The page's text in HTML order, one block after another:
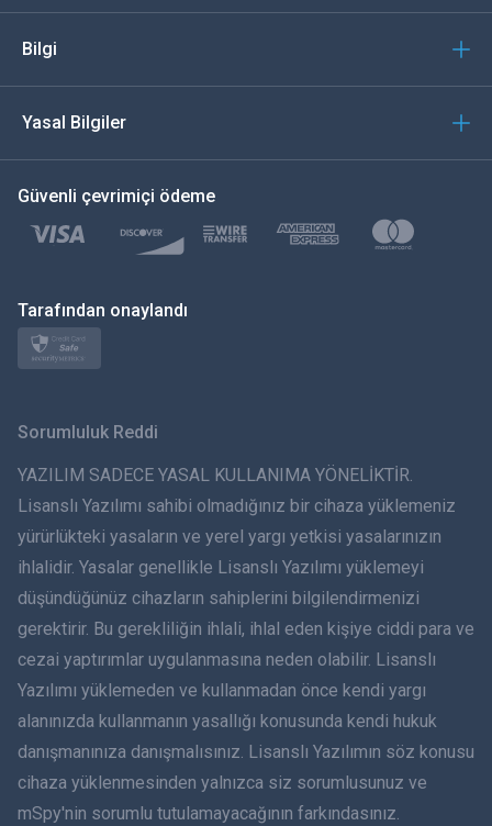
Türkçe
Polski
日本
ภาษาไทย
Dansk
हिंदी
עברית
Română
Bilgi
Yasal Bilgiler
Güvenli çevrimiçi ödeme
Tarafından onaylandı
Sorumluluk Reddi
YAZILIM SADECE YASAL KULLANIMA YÖNELİKTİR.
Lisanslı Yazılımı sahibi olmadığınız bir cihaza yüklemeniz
yürürlükteki yasaların ve yerel yargı yetkisi yasalarınızın
ihlalidir. Yasalar genellikle Lisanslı Yazılımı yüklemeyi
düşündüğünüz cihazların sahiplerini bilgilendirmenizi
gerektirir. Bu gerekliliğin ihlali, ihlal eden kişiye ciddi para ve
cezai yaptırımlar uygulanmasına neden olabilir. Lisanslı
Yazılımı yüklemeden ve kullanmadan önce kendi yargı
alanınızda kullanmanın yasallığı konusunda kendi hukuk
danışmanınıza danışmalısınız. Lisanslı Yazılımın söz konusu
cihaza yüklenmesinden yalnızca siz sorumlusunuz ve
mSpy'nin sorumlu tutulamayacağının farkındasınız.